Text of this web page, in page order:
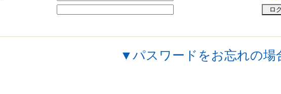
▼パスワードをお忘れの場